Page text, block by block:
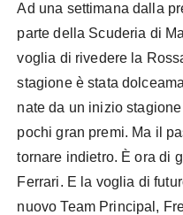
Ad una settimana dalla
parte della Scuderia di
voglia di rivedere la
stagione è stata
nate da un inizio
pochi gran premi. Ma il
tornare indietro. È ora di
Ferrari. E la voglia di
nuovo Team Principal,